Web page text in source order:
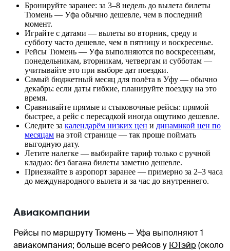
Бронируйте заранее: за 3–8 недель до вылета билеты
Тюмень — Уфа обычно дешевле, чем в последний
момент.
Играйте с датами — вылеты во вторник, среду и
субботу часто дешевле, чем в пятницу и воскресенье.
Рейсы Тюмень — Уфа выполняются по воскресеньям,
понедельникам, вторникам, четвергам и субботам —
учитывайте это при выборе дат поездки.
Самый бюджетный месяц для полёта в Уфу — обычно
декабрь: если даты гибкие, планируйте поездку на это
время.
Сравнивайте прямые и стыковочные рейсы: прямой
быстрее, а рейс с пересадкой иногда ощутимо дешевле.
Следите за календарём низких цен и динамикой цен по
месяцам на этой странице — так проще поймать
выгодную дату.
Летите налегке — выбирайте тариф только с ручной
кладью: без багажа билеты заметно дешевле.
Приезжайте в аэропорт заранее — примерно за 2–3 часа
до международного вылета и за час до внутреннего.
Авиакомпании
Рейсы по маршруту Тюмень — Уфа выполняют 1
авиакомпания; больше всего рейсов у ЮТэйр(около